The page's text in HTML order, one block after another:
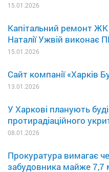
15.01.2026
Капітальний ремонт
Наталії Ужвій
15.01.2026
Сайт компанії «Харків
13.01.2026
У Харкові планують
протирадіаційного
08.01.2026
Прокуратура вимагає
забудовника майже